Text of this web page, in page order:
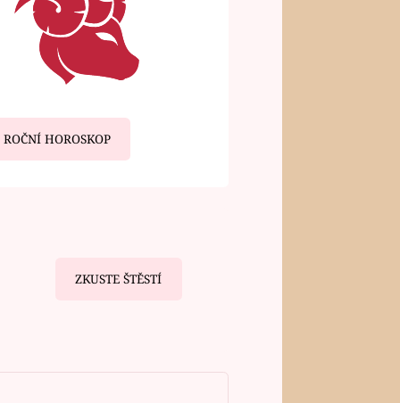
ROČNÍ HOROSKOP
ZKUSTE ŠTĚSTÍ